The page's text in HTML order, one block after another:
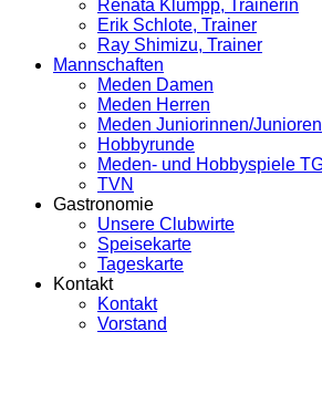
Renata Klumpp, Trainerin
Erik Schlote, Trainer
Ray Shimizu, Trainer
Mannschaften
Meden Damen
Meden Herren
Meden Juniorinnen/Junioren
Hobbyrunde
Meden- und Hobbyspiele
TVN
Gastronomie
Unsere Clubwirte
Speisekarte
Tageskarte
Kontakt
Kontakt
Vorstand